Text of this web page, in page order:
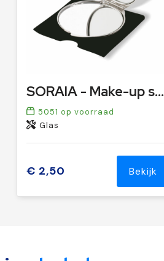
SORAIA - Make-up spiegel
5051 op voorraad
Glas
€ 2,50 Bekijk